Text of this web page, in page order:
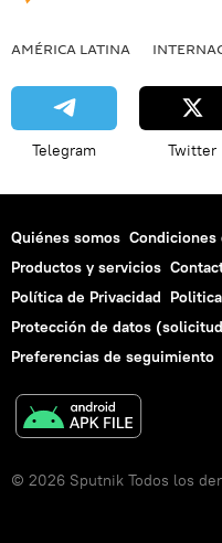
AMÉRICA LATINA
Telegram Twitter
Quiénes somos Condiciones
Productos y servicios
Política de Privacidad
Protección de datos
Preferencias de seguimiento
© 2026 Sputnik Todos los